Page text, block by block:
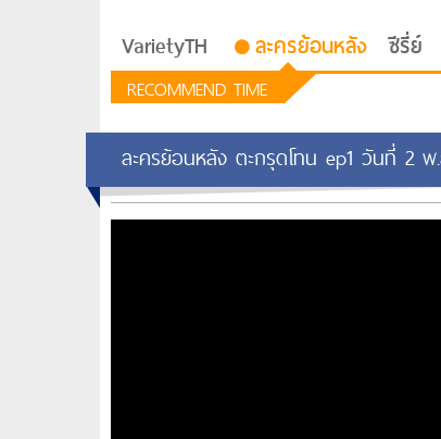
VarietyTH ละครย้อนหลัง ซีรี่ย์
RECOMMEND TIME
รักอยู่ประตูถัดไป
ละครย้อนหลัง ตะกรุดโทน ep1 วันที่ 2